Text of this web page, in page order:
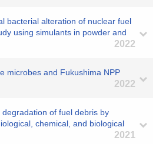
bacterial alteration of nuclear fuel
using simulants in powder and
2022
microbes and Fukushima NPP
2022
of fuel debris by
chemical, and biological
2021